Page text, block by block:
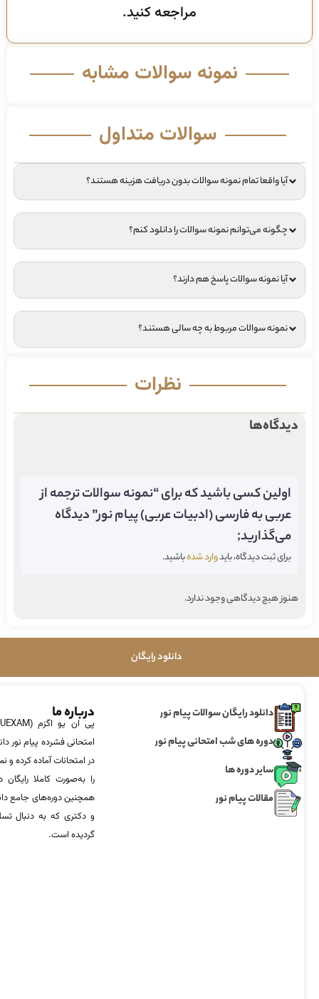
مراجعه کنید.
نمونه سوالات مشابه
سوالات متداول
آیا واقعا تمام نمونه سوالات بدون دریافت هزینه هستند؟
چگونه می‌توانم نمونه سوالات را دانلود کنم؟
آیا نمونه سوالات پاسخ هم دارند؟
نمونه سوالات مربوط به چه سالی هستند؟
نظرات
دیدگاه‌ها
اولین کسی باشید که برای “نمونه سوالات ترجمه از
عربی به فارسی (ادبیات عربی) پیام نور” دیدگاه
می‌گذارید;
برای ثبت دیدگاه، بایدوارد شدهباشید.
هنوز هیچ دیدگاهی وجود ندارد.
دانلود رایگان
دانلود رایگان سوالات پیام نور
دوره های شب امتحانی پیام نور
سایر دوره ها
مقالات پیام نور
درباره ما
امتحانی فشرده پیام نور
در امتحانات آماده‌ کرده
را به‌صورت کاملا
همچنین دوره‌های جامع
و دکتری که به دنبال
گردیده است.